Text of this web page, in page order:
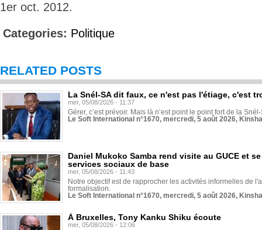
1er oct. 2012.
Categories: Politique
RELATED POSTS
La Snél-SA dit faux, ce n'est pas l'étiage, c'est
mer, 05/08/2026 - 11:37
Gérer, c’est prévoir. Mais là n’est point le point fort de la
Le Soft International n°1670, mercredi, 5 août 2026,
Daniel Mukoko Samba rend visite au GUCE et
services sociaux de base
mer, 05/08/2026 - 11:43
Notre objectif est de rapprocher les activités informelles de
formalisation.
Le Soft International n°1670, mercredi, 5 août 2026,
À Bruxelles, Tony Kanku Shiku écoute
mer, 05/08/2026 - 12:06